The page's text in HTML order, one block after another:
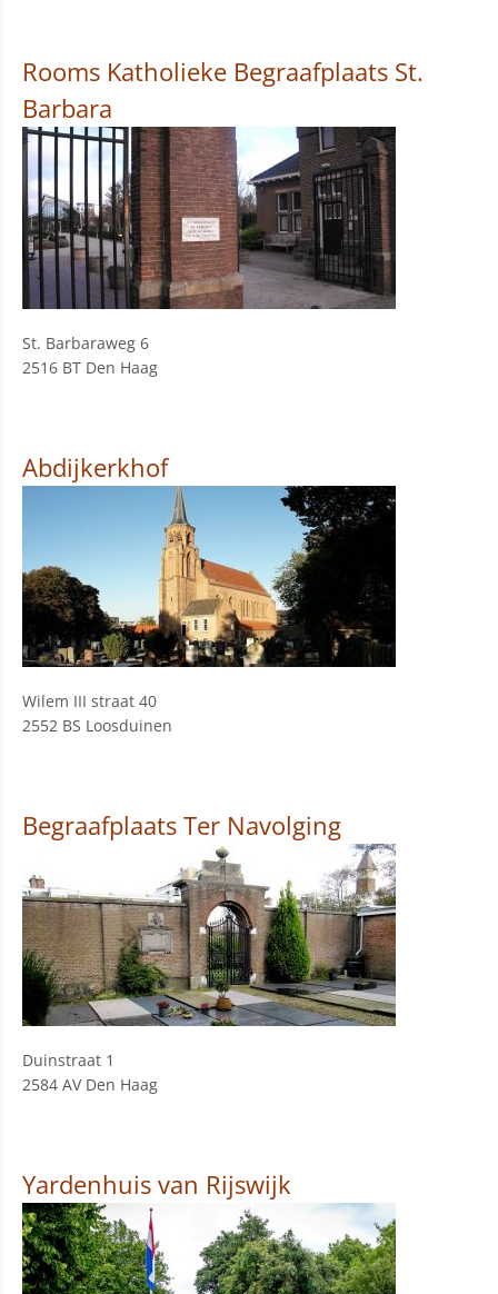
Rooms Katholieke Begraafplaats St.
Barbara
St. Barbaraweg 6
2516 BT Den Haag
Abdijkerkhof
Wilem III straat 40
2552 BS Loosduinen
Begraafplaats Ter Navolging
Duinstraat 1
2584 AV Den Haag
Yardenhuis van Rijswijk